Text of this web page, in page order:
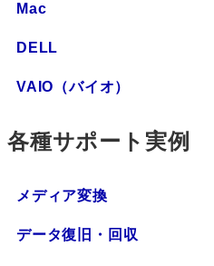
Mac
DELL
VAIO（バイオ）
各種サポート実例
メディア変換
データ復旧・回収